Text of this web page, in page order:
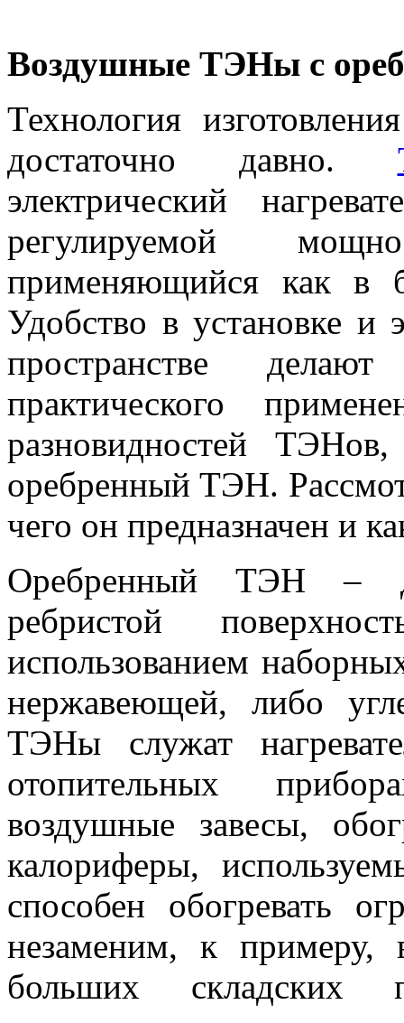
Воздушные ТЭНы с
Технология
достаточно давно.
электрический
регулируемой
применяющийся как в
Удобство в установке и
пространстве
практического
разновидностей
оребренный ТЭН.
чего он предназначен и
Оребренный ТЭН –
ребристой
использованием
нержавеющей, либо
ТЭНы служат
отопительных
воздушные завесы,
калориферы,
способен обогревать
незаменим, к примеру,
больших складских